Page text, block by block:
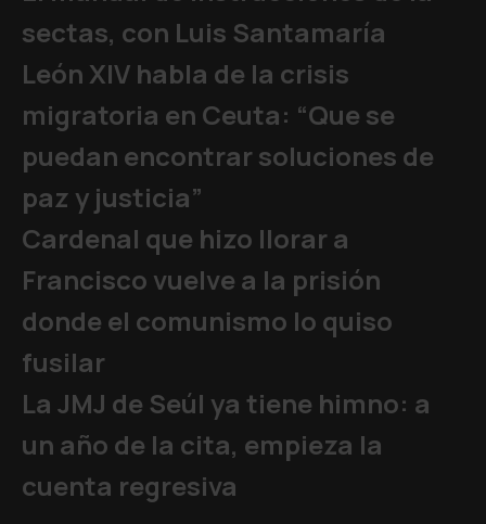
sectas, con Luis Santamaría
León XIV habla de la crisis
migratoria en Ceuta: “Que se
puedan encontrar soluciones de
paz y justicia”
Cardenal que hizo llorar a
Francisco vuelve a la prisión
donde el comunismo lo quiso
fusilar
La JMJ de Seúl ya tiene himno: a
un año de la cita, empieza la
cuenta regresiva